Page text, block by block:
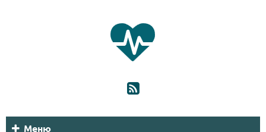
Меню